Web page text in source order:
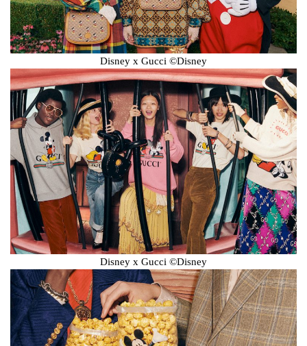
Disney x Gucci ©Disney
Disney x Gucci ©Disney